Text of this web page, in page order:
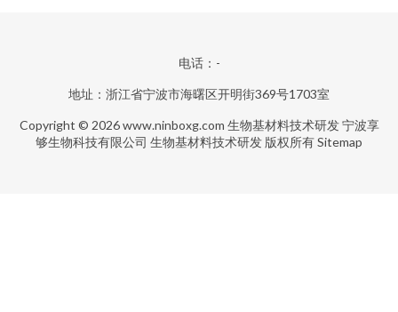
电话：-
地址：浙江省宁波市海曙区开明街369号1703室
Copyright © 2026www.ninboxg.com 生物基材料技术研发 宁波享
够生物科技有限公司 生物基材料技术研发 版权所有Sitemap